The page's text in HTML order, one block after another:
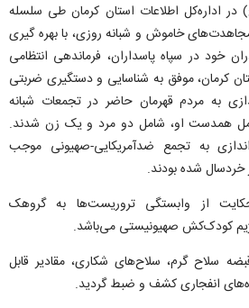
در اداره‌کل اطلاعات استان کرمان طی سلسله
خاموش و شبانه روزی، با بهره گیری
خود در سپاه پاسداران، فرماندهی انتظامی
کرمان، موفق به شناسایی و دستگیری ضربتی
به مردم قهرمان حاضر در تجمعات شبانه
همدست او، شامل دو مرد و یک زن شدند.
به تجمع ضدآمریکایی-صهیونی موجب
شده بودند.
از وابستگی تروریست‌ها به گروهک
کودک‌کش صهیونیستی می‌باشد.
سلاح گرم، سلاح‌های شکاری، مقادیر قابل
انفجاری کشف و ضبط گردید.